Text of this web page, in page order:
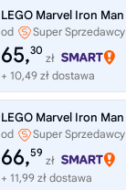
od Super Sprzedawcy
65,30
zł
+ 10,49 zł dostawa
od Super Sprzedawcy
66,59
zł
+ 11,99 zł dostawa